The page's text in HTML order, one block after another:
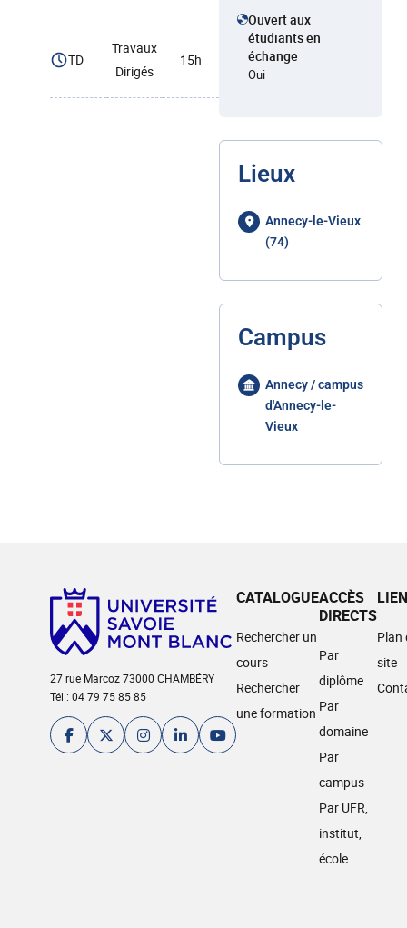
TD
Travaux
Dirigés
15h
Ouvert aux
étudiants en
échange
Oui
Lieux
Annecy-le-Vieux
(74)
Campus
Annecy / campus
d'Annecy-le-
Vieux
27 rue Marcoz 73000 CHAMBÉRY
Tél : 04 79 75 85 85
CATALOGUE
Rechercher un
cours
Rechercher
une formation
ACCÈS
DIRECTS
Par
diplôme
Par
domaine
Par
campus
Par UFR,
institut,
école
Plan
site